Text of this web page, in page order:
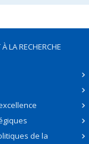
LA RECHERCHE
de la